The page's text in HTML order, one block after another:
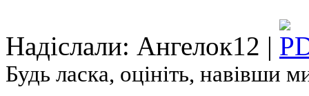
Надіслали: Ангелок12 |
Будь ласка, оцініть, навівши